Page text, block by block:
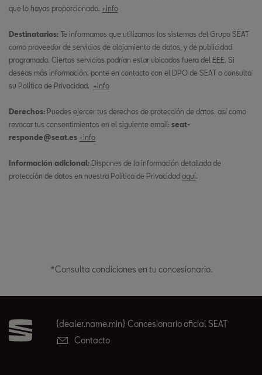
que lo hayas proporcionado. +info
Destinatarios: Te informamos que utilizamos los sistemas del Grupo SEAT
como proveedor de servicios de alojamiento de datos, y de publicidad
programada. Ciertos servicios podrían estar ubicados fuera del EEE. Si
deseas más información, ponte en contacto con el DPO de SEAT o consulta
su Política de Privacidad. +info
Derechos: Puedes ejercer tus derechos de protección de datos, así como
revocar tus consentimientos en el siguiente email: seat-
responde@seat.es +info
Información adicional: Dispones de la información detallada de
protección de datos en nuestra Política de Privacidad aquí.
*Consulta condiciones en tu concesionario.
{dealer.name.min} Concesionario oficial SEAT
Contacto